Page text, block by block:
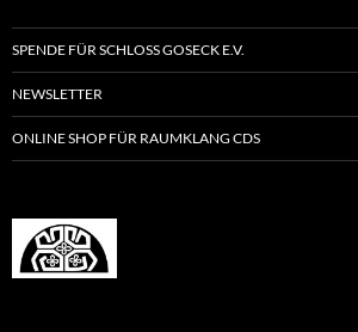
SPENDE FÜR SCHLOSS GOSECK E.V.
NEWSLETTER
ONLINE SHOP FÜR RAUMKLANG CDS